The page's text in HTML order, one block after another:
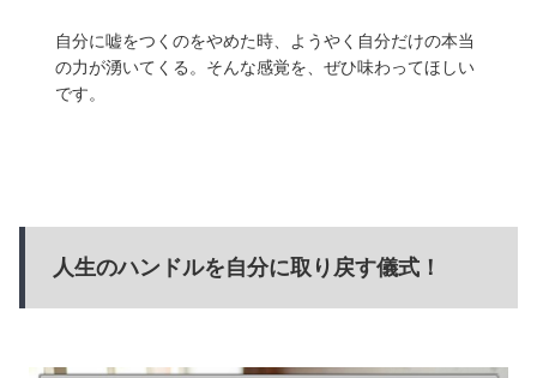
自分に嘘をつくのをやめた時、ようやく自分だけの本当
の力が湧いてくる。そんな感覚を、ぜひ味わってほしい
です。
人生のハンドルを自分に取り戻す儀式！